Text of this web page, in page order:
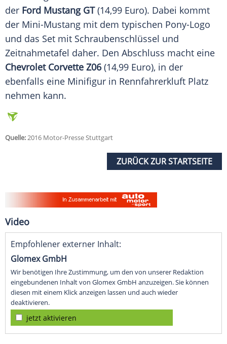
der Ford Mustang GT(14,99 Euro). Dabei kommt
der Mini-Mustang mit dem typischen Pony-Logo
und das Set mit Schraubenschlüssel und
Zeitnahmetafel daher. Den Abschluss macht eine
Chevrolet Corvette Z06(14,99 Euro), in der
ebenfalls eine Minifigur in Rennfahrerkluft Platz
nehmen kann.
Quelle:2016 Motor-Presse Stuttgart
ZURÜCK ZUR STARTSEITE
Video
Empfohlener externer Inhalt:
Glomex GmbH
Wir benötigen Ihre Zustimmung, um den von unserer Redaktion
eingebundenen Inhalt von Glomex GmbH anzuzeigen. Sie können
diesen mit einem Klick anzeigen lassen und auch wieder
deaktivieren.
jetzt aktivieren